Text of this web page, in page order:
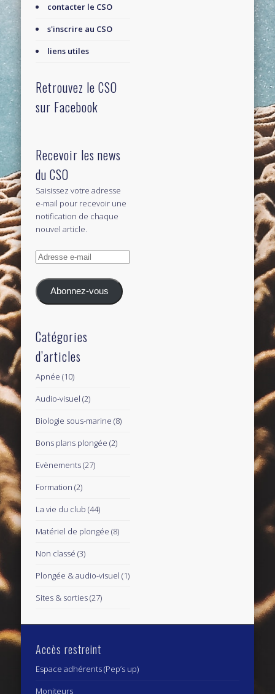
contacter le CSO
s'inscrire au CSO
liens utiles
Retrouvez le CSO
sur Facebook
Recevoir les news
du CSO
Saisissez votre adresse
e-mail pour recevoir une
notification de chaque
nouvel article.
Adresse
mail
Abonnez-vous
Catégories
d’articles
Apnée (10)
Audio-visuel (2)
Biologie sous-marine (8)
Bons plans plongée (2)
Evènements(27)
Formation (2)
La vie du club (44)
Matériel de plongée (8)
Non classé (3)
Plongée & audio-visuel (1)
Sites & sorties(27)
Accès restreint
Espace adhérents (Pep’s up)
Moniteurs